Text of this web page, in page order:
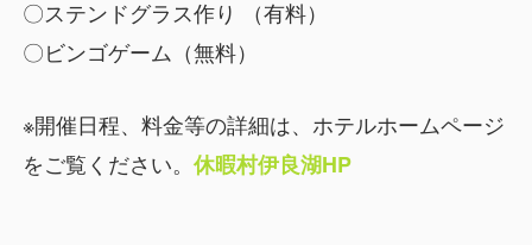
〇ステンドグラス作り （有料）
〇ビンゴゲーム（無料）
※開催日程、料金等の詳細は、ホテルホームページ
をご覧ください。休暇村伊良湖HP